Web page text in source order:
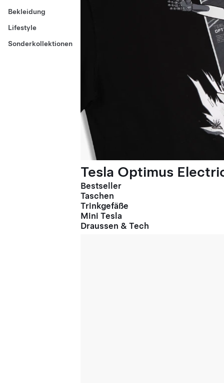
Bekleidung
Lifestyle
Sonderkollektionen
Tesla Optimus
Bestseller
Taschen
Trinkgefäße
Mini Tesla
Draussen & Tech